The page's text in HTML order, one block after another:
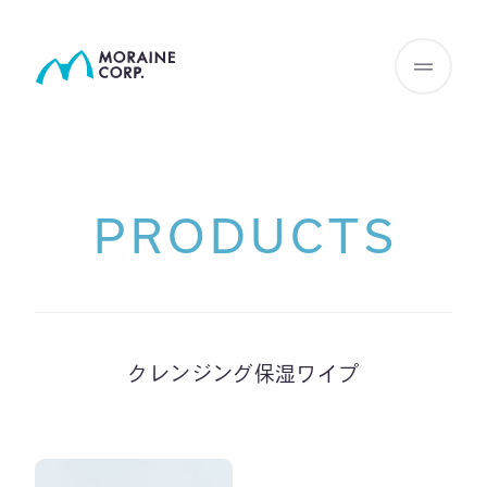
PRODUCTS
クレンジング保湿ワイプ